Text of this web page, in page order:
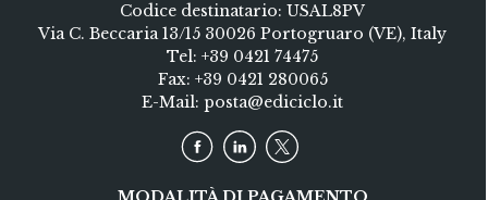
Codice destinatario: USAL8PV
Via C. Beccaria 13/15 30026 Portogruaro (VE), Italy
Tel:+39 0421 74475
Fax: +39 0421 280065
E-Mail:posta@ediciclo.it